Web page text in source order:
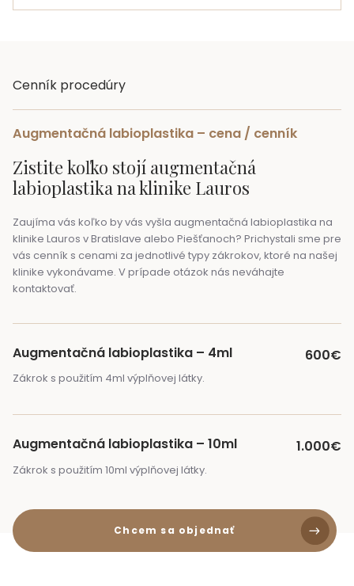
Cenník procedúry
Augmentačná labioplastika – cena / cenník
Zistite koľko stojí augmentačná
labioplastika na klinike Lauros
Zaujíma vás koľko by vás vyšla augmentačná labioplastika na
klinike Lauros v Bratislave alebo Piešťanoch? Prichystali sme pre
vás cenník s cenami za jednotlivé typy zákrokov, ktoré na našej
klinike vykonávame. V prípade otázok nás neváhajte
kontaktovať.
Augmentačná labioplastika – 4ml 600€
Zákrok s použitím 4ml výplňovej látky.
Augmentačná labioplastika – 10ml 1.000€
Zákrok s použitím 10ml výplňovej látky.
Chcem sa objednať